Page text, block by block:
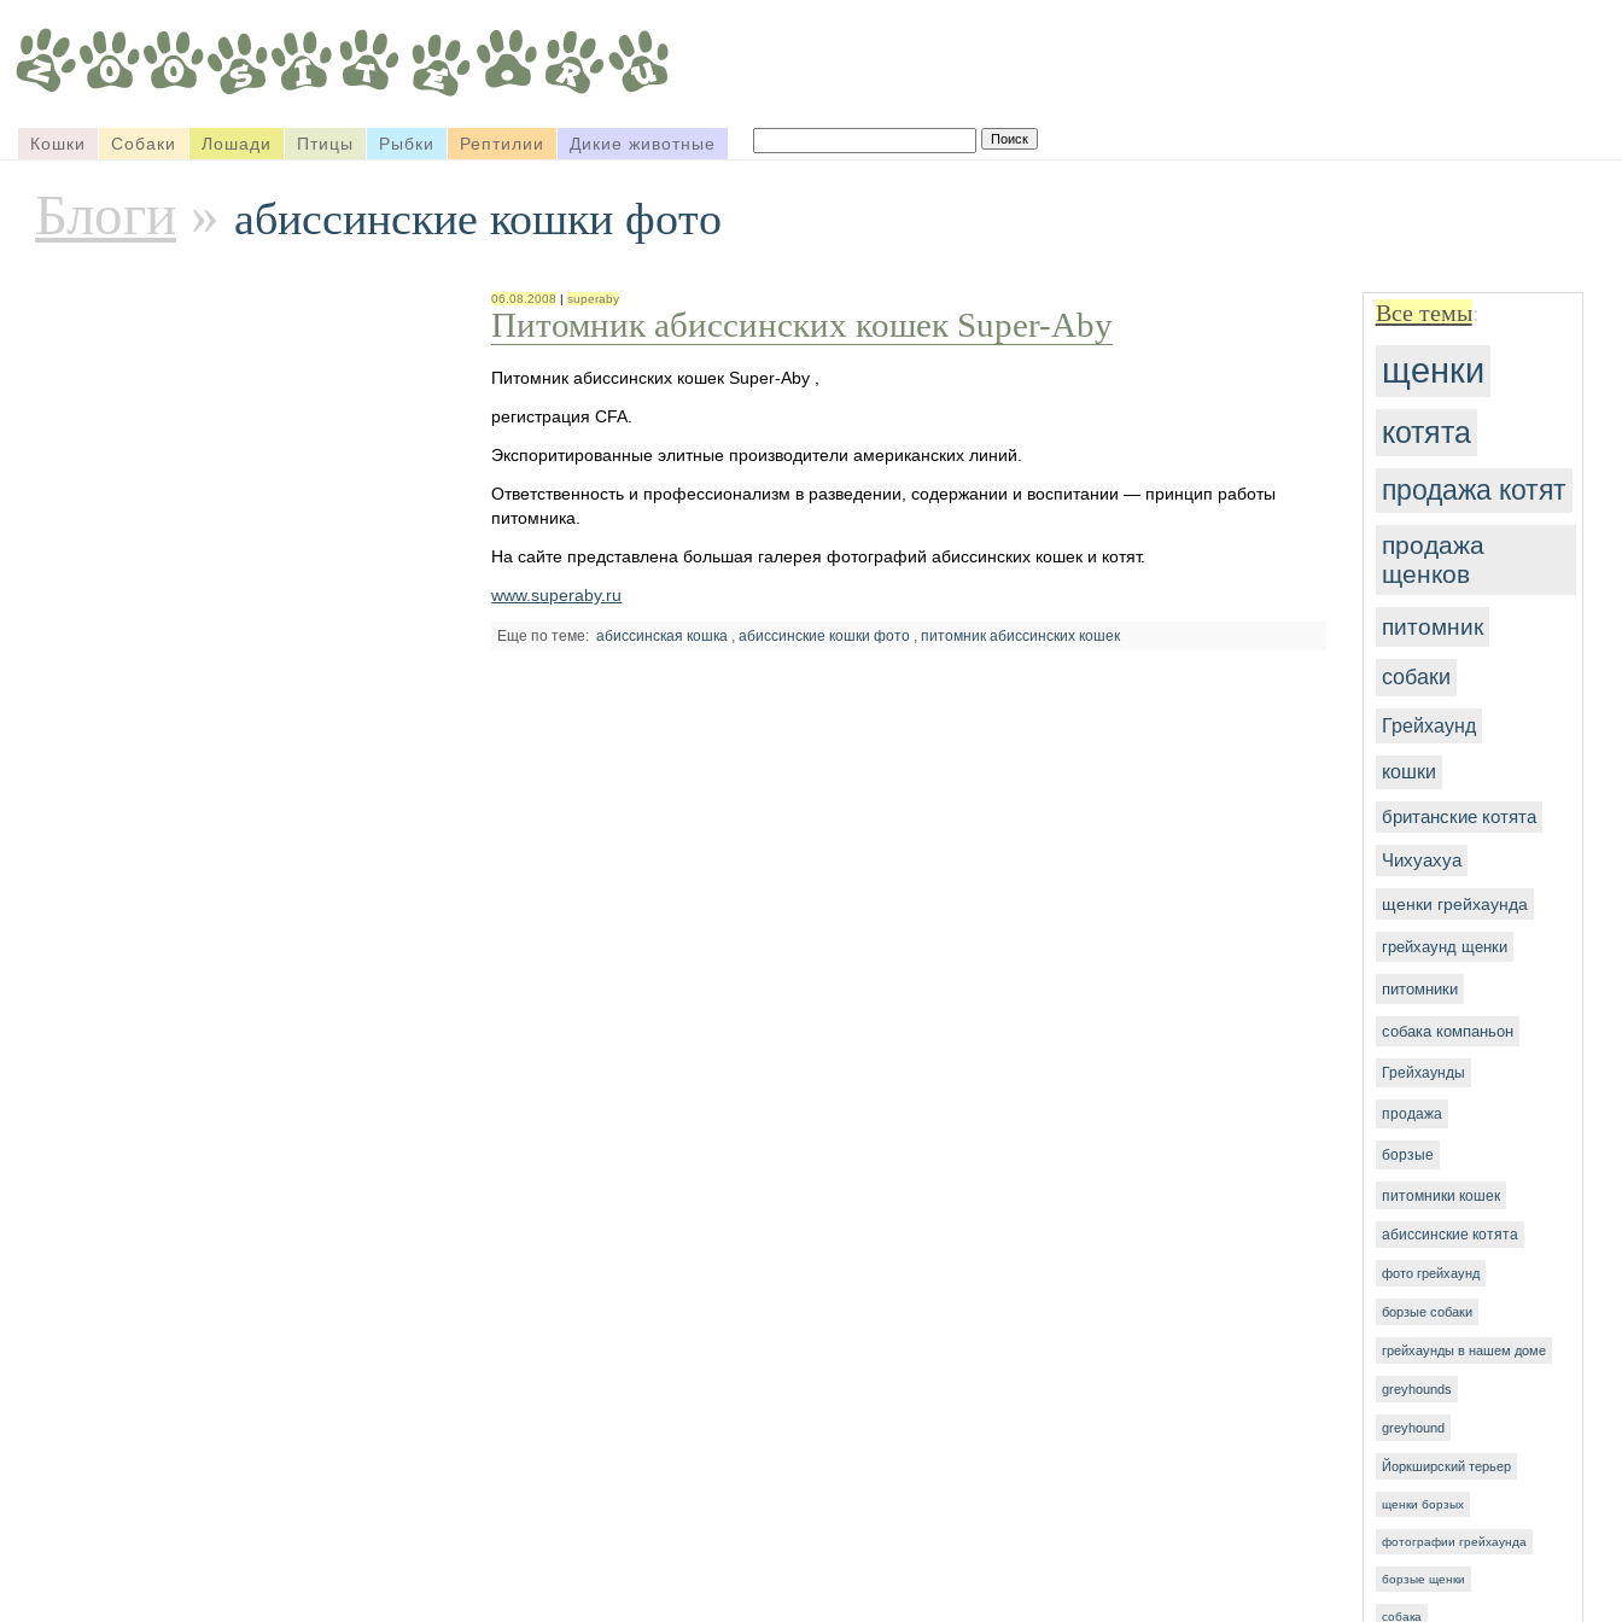
Кошки Собаки Лошади Птицы Рыбки Рептилии Дикие животные
Блоги » абиссинские кошки фото
Все темы:
щенки
котята
продажа котят
продажа
щенков
питомник
собаки
Грейхаунд
кошки
британские котята
Чихуахуа
щенки грейхаунда
грейхаунд щенки
питомники
собака компаньон
Грейхаунды
продажа
борзые
питомники кошек
абиссинские котята
фото грейхаунд
борзые собаки
грейхаунды в нашем доме
greyhounds
greyhound
Йоркширский терьер
щенки борзых
фотографии грейхаунда
борзые щенки
собака
06.08.2008 |superaby
Питомник абиссинских кошек Super-Aby
Питомник абиссинских кошек Super-Aby ,
регистрация CFA.
Экспоритированные элитные производители американских линий.
Ответственность и профессионализм в разведении, содержании и воспитании — принцип работы
питомника.
На сайте представлена большая галерея фотографий абиссинских кошек и котят.
www.superaby.ru
Еще по теме:абиссинская кошка ,абиссинские кошки фото ,питомник абиссинских кошек